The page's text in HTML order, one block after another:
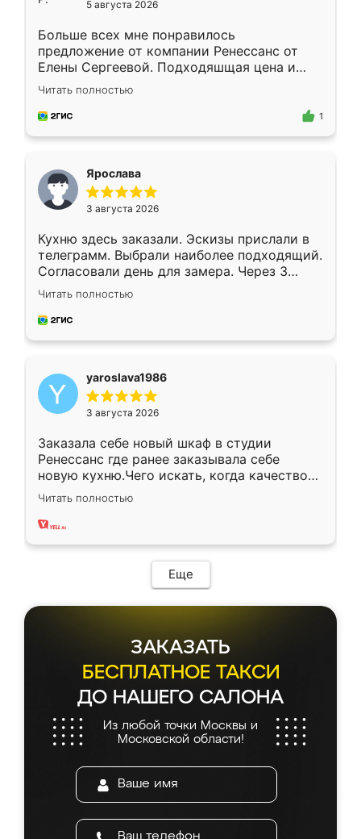
5 августа 2026
Больше всех мне понравилось
предложение от компании Ренессанс от
Елены Сергеевой. Подходяшщая цена и
короткие сроки изготовления. Приехавший
для замера сотрудник Владислав
предложил по моему эскизу самый
Читать полностью
1
Ярослава
3 августа 2026
Кухню здесь заказали. Эскизы прислали в
телеграмм. Выбрали наиболее подходящий.
Согласовали день для замера. Через 3
недели кухня была уже готова. Остались
довольны работой. Спасибо Ренессанс
мебель за качественную работу!
Читать полностью
yaroslava1986
3 августа 2026
Заказала себе новый шкаф в студии
Ренессанс где ранее заказывала себе
новую кухню.Чего искать, когда качеством
вполне довольна. Служит кухня уже почти
два года, нареканий нет.
Читать полностью
Еще
ЗАКАЗАТЬ
БЕСПЛАТНОЕ ТАКСИ
ДО НАШЕГО САЛОНА
Из любой точки Москвы и
Московской области!